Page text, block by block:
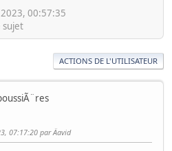
00:57:35
sujet
ACTIONS DE L'UTILISATEUR
07:17:20 par Äavid